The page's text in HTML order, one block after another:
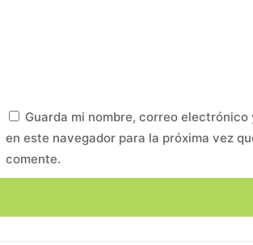
Guarda mi nombre, correo electrónico
en este navegador para la próxima vez
comente.